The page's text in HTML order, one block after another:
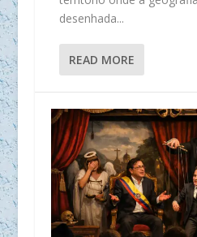
desenhada...
READ MORE